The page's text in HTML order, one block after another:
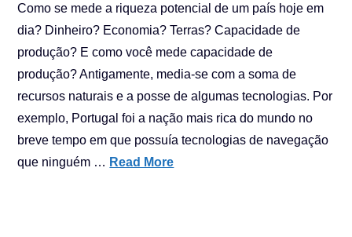
Como se mede a riqueza potencial de um país hoje em
dia? Dinheiro? Economia? Terras? Capacidade de
produção? E como você mede capacidade de
produção? Antigamente, media-se com a soma de
recursos naturais e a posse de algumas tecnologias. Por
exemplo, Portugal foi a nação mais rica do mundo no
breve tempo em que possuía tecnologias de navegação
que ninguém … Read More